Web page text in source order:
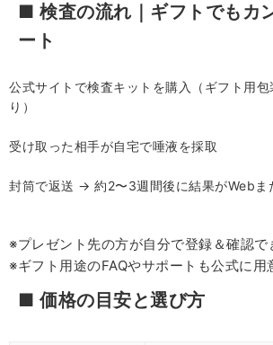
■ 検査の流れ｜ギフトでもカ
ート
公式サイトで検査キットを購入（ギフト用
り）
受け取った相手が自宅で唾液を採取
封筒で返送 → 約2〜3週間後に結果がWebま
※プレゼント先の方が自分で登録＆確認で
※ギフト用途のFAQやサポートも公式に用
■ 価格の目安と選び方